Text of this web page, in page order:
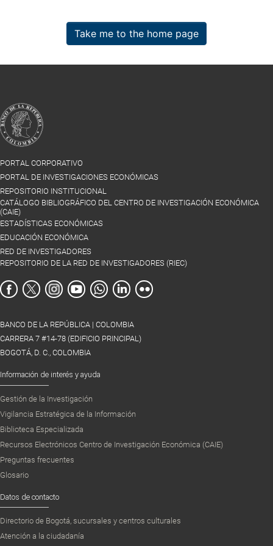
Take me to the home page
PORTAL CORPORATIVO
PORTAL DE INVESTIGACIONES ECONÓMICAS
REPOSITORIO INSTITUCIONAL
CATÁLOGO BIBLIOGRÁFICO DEL CENTRO DE INVESTIGACIÓN ECONÓMICA
(CAIE)
ESTADÍSTICAS ECONÓMICAS
EDUCACIÓN ECONÓMICA
RED DE INVESTIGADORES
REPOSITORIO DE LA RED DE INVESTIGADORES (RIEC)
BANCO DE LA REPÚBLICA | COLOMBIA
CARRERA 7 #14-78 (EDIFICIO PRINCIPAL)
BOGOTÁ, D. C., COLOMBIA
Información de interés y ayuda
Gestión de la Investigación
Vigilancia Estratégica de la Información
Biblioteca Especializada
Recursos Electrónicos Centro de Investigación Económica (CAIE)
Preguntas frecuentes
Glosario
Datos de contacto
Directorio de Bogotá, sucursales y centros culturales
Atención a la ciudadanía